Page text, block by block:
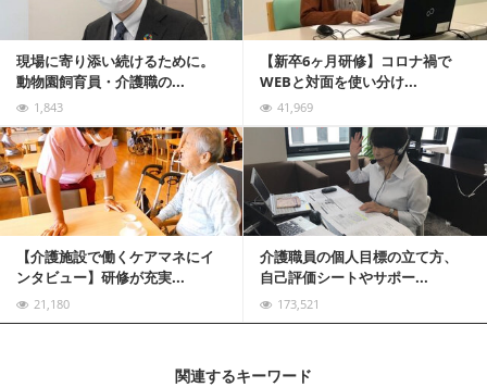
現場に寄り添い続けるために。
動物園飼育員・介護職の...
1,843
【新卒6ヶ月研修】コロナ禍で
WEBと対面を使い分け...
41,969
【介護施設で働くケアマネにイ
ンタビュー】研修が充実...
21,180
介護職員の個人目標の立て方、
自己評価シートやサポー...
173,521
記事を読む
関連するキーワード